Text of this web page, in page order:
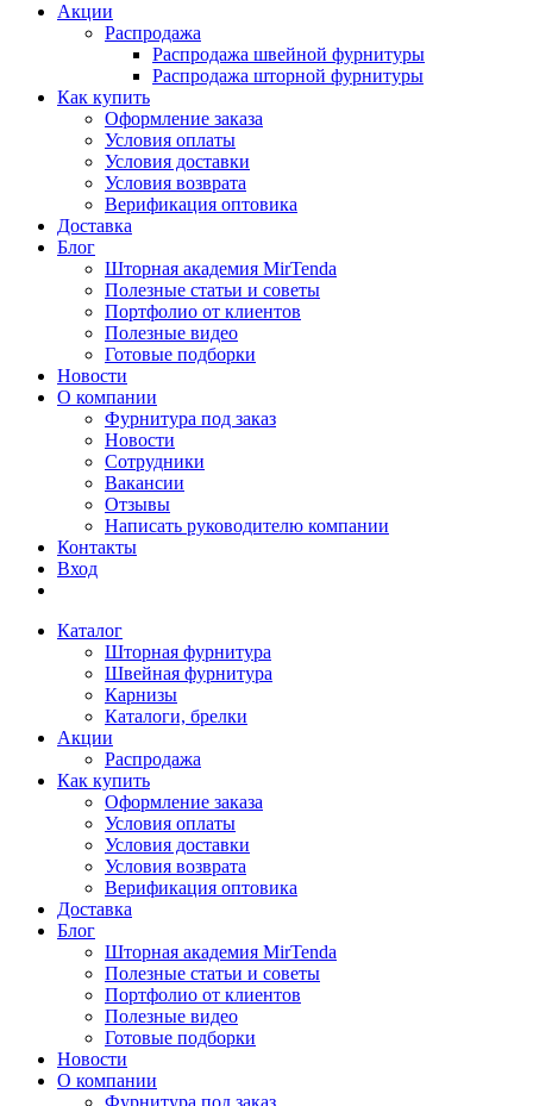
Акции
Распродажа
Распродажа швейной фурнитуры
Распродажа шторной фурнитуры
Как купить
Оформление заказа
Условия оплаты
Условия доставки
Условия возврата
Верификация оптовика
Доставка
Блог
Шторная академия MirTenda
Полезные статьи и советы
Портфолио от клиентов
Полезные видео
Готовые подборки
Новости
О компании
Фурнитура под заказ
Новости
Сотрудники
Вакансии
Отзывы
Написать руководителю компании
Контакты
Вход
Каталог
Шторная фурнитура
Швейная фурнитура
Карнизы
Каталоги, брелки
Акции
Распродажа
Как купить
Оформление заказа
Условия оплаты
Условия доставки
Условия возврата
Верификация оптовика
Доставка
Блог
Шторная академия MirTenda
Полезные статьи и советы
Портфолио от клиентов
Полезные видео
Готовые подборки
Новости
О компании
Фурнитура под заказ